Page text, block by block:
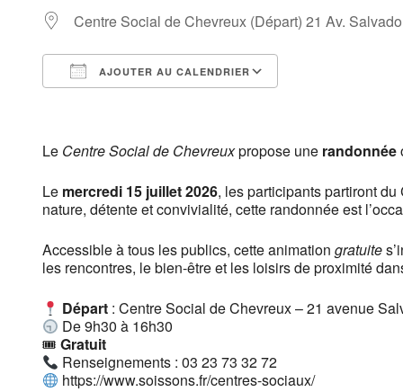
Centre Social de Chevreux (Départ) 21 Av.
AJOUTER AU CALENDRIER
Le Centre Social de Chevreuxpropose une randonnée
Le mercredi 15 juillet 2026, les participants partiront
nature, détente et convivialité, cette randonnée est
Accessible à tous les publics, cette animation gratuite
les rencontres, le bien-être et les loisirs de proximité
Départ : Centre Social de Chevreux – 21 avenue
De 9h30 à 16h30
🎟 Gratuit
Renseignements : 03 23 73 32 72
https://www.soissons.fr/centres-sociaux/